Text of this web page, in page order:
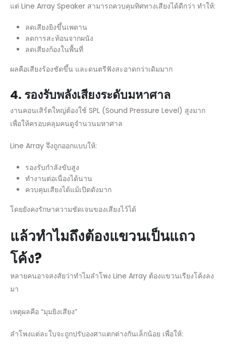
แต่ Line Array Speaker สามารถควบคุมทิศทางเสียงได้ดีกว่า ทำให้:
ลดเสียงยิงขึ้นเพดาน
ลดการสะท้อนจากผนัง
ลดเสียงก้องในพื้นที่
ผลคือเสียงร้องชัดขึ้น และดนตรีฟังสะอาดกว่าเดิมมาก
4. รองรับพลังเสียงระดับมหาศาล
งานคอนเสิร์ตใหญ่ต้องใช้ SPL (Sound Pressure Level) สูงมาก
เพื่อให้ครอบคลุมคนดูจำนวนมหาศาล
Line Array จึงถูกออกแบบให้:
รองรับกำลังขับสูง
ทำงานต่อเนื่องได้นาน
ควบคุมเสียงได้แม้เปิดดังมาก
โดยยังคงรักษาความชัดเจนของเสียงไว้ได้
แล้วทำไมถึงต้องแขวนเป็นแถว
โค้ง?
หลายคนอาจสงสัยว่าทำไมลำโพง Line Array ต้องแขวนเรียงโค้งลง
มา
เหตุผลคือ “มุมยิงเสียง”
ลำโพงแต่ละใบจะถูกปรับองศาแตกต่างกันเล็กน้อย เพื่อให้: